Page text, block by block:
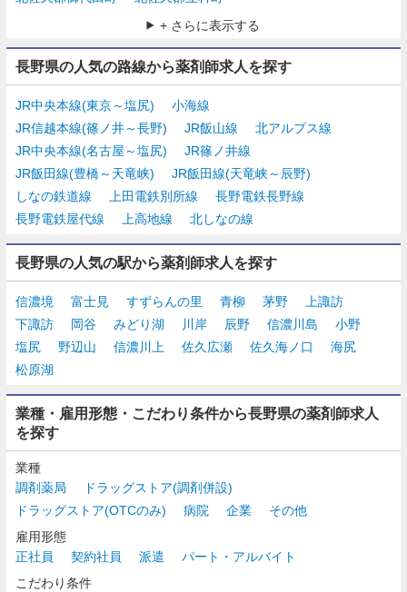
+ さらに表示する
長野県の人気の路線から薬剤師求人を探す
JR中央本線(東京～塩尻)
小海線
JR信越本線(篠ノ井～長野)
JR飯山線
北アルプス線
JR中央本線(名古屋～塩尻)
JR篠ノ井線
JR飯田線(豊橋～天竜峡)
JR飯田線(天竜峡～辰野)
しなの鉄道線
上田電鉄別所線
長野電鉄長野線
長野電鉄屋代線
上高地線 北しなの線
長野県の人気の駅から薬剤師求人を探す
信濃境 富士見 すずらんの里 青柳 茅野
上諏訪
下諏訪
岡谷 みどり湖 川岸 辰野 信濃川島
小野
塩尻
野辺山 信濃川上 佐久広瀬 佐久海ノ口
海尻
松原湖
業種・雇用形態・こだわり条件から長野県の薬剤師求人
を探す
業種
調剤薬局
ドラッグストア(調剤併設)
ドラッグストア(OTCのみ)
病院 企業
その他
雇用形態
正社員
契約社員 派遣
パート・アルバイト
こだわり条件